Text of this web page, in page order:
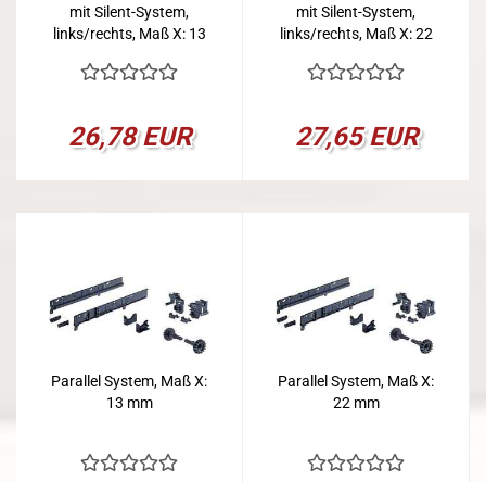
mit Silent-System,
links/rechts, Maß X: 13
26,78 EUR
mit Silent-System,
links/rechts, Maß X: 22
27,65 EUR
Parallel System, Maß X:
13 mm
Parallel System, Maß X:
22 mm